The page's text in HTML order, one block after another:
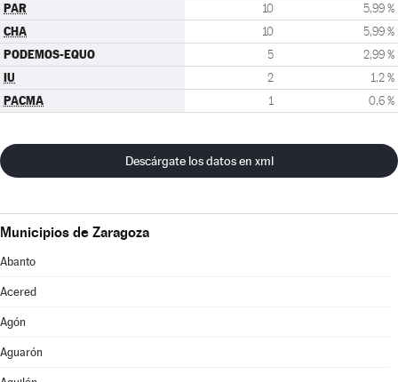
PAR 10 5,99 %
CHA 10 5,99 %
PODEMOS-EQUO 5 2,99 %
IU 2 1,2 %
PACMA 1 0,6 %
Descárgate los datos en xml
Municipios de Zaragoza
Abanto
Acered
Agón
Aguarón